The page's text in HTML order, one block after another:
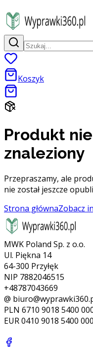
Koszyk
Produkt
znaleziony
Przepraszamy, ale
nie został jeszcze
Strona głównaZobacz
MWK Poland Sp. z o.o.
Ul. Piękna 14
64-300 Przyłęk
NIP 7882046515
+48787043669
@
PLN 6710 9018 5400
EUR0410 9018 5400